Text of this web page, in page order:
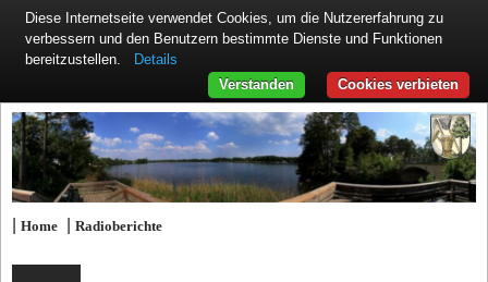
|Home |Radioberichte
Diese Internetseite verwendet Cookies, um die Nutzererfahrung zu
verbessern und den Benutzern bestimmte Dienste und Funktionen
bereitzustellen.
Details
Cookies verbieten
Verstanden